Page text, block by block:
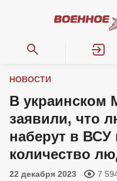
НОВОСТИ
В украинском
заявили, что
наберут в ВСУ
количество
22 декабря 2023 7